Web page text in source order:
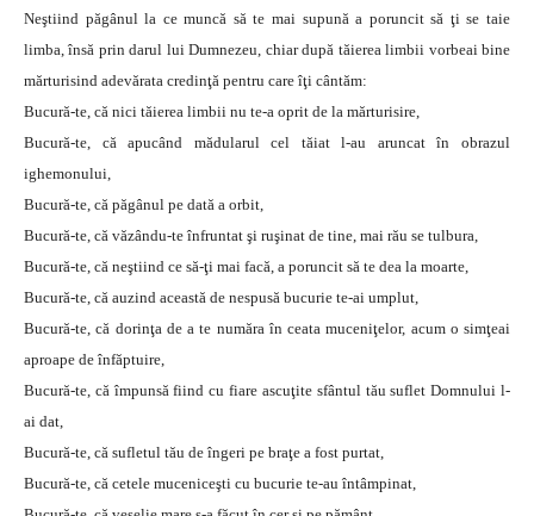
Neştiind păgânul la ce muncă să te mai supună a poruncit să ţi se taie
limba, însă prin darul lui Dumnezeu, chiar după tăierea limbii vorbeai bine
mărturisind adevărata credinţă pentru care îţi cântăm:
Bucură-te, că nici tăierea limbii nu te-a oprit de la mărturisire,
Bucură-te, că apucând mădularul cel tăiat l-au aruncat în obrazul
ighemonului,
Bucură-te, că păgânul pe dată a orbit,
Bucură-te, că văzându-te înfruntat şi ruşinat de tine, mai rău se tulbura,
Bucură-te, că neştiind ce să-ţi mai facă, a poruncit să te dea la moarte,
Bucură-te, că auzind această de nespusă bucurie te-ai umplut,
Bucură-te, că dorinţa de a te număra în ceata muceniţelor, acum o simţeai
aproape de înfăptuire,
Bucură-te, că împunsă fiind cu fiare ascuţite sfântul tău suflet Domnului l-
ai dat,
Bucură-te, că sufletul tău de îngeri pe braţe a fost purtat,
Bucură-te, că cetele muceniceşti cu bucurie te-au întâmpinat,